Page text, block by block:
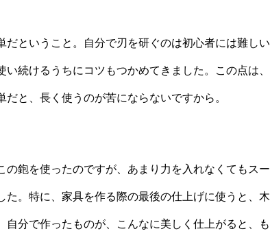
ということ。自分で刃を研ぐのは初心者には難しい
続けるうちにコツもつかめてきました。この点は、
と、長く使うのが苦にならないですから。
鉋を使ったのですが、あまり力を入れなくてもスー
。特に、家具を作る際の最後の仕上げに使うと、木
分で作ったものが、こんなに美しく仕上がると、も